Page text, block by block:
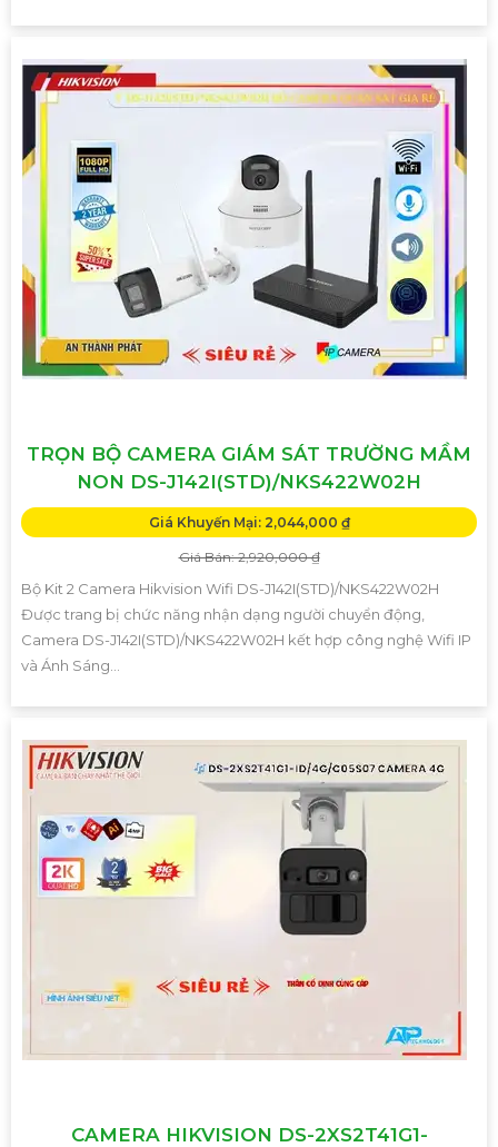
TRỌN BỘ CAMERA GIÁM SÁT TRƯỜNG MẦM
NON DS-J142I(STD)/NKS422W02H
Giá Khuyến Mại: 2,044,000 ₫
Giá Bán: 2,920,000 ₫
Bộ Kit 2 Camera Hikvision Wifi DS-J142I(STD)/NKS422W02H
Được trang bị chức năng nhận dạng người chuyển động,
Camera DS-J142I(STD)/NKS422W02H kết hợp công nghệ Wifi IP
và Ánh Sáng...
CAMERA HIKVISION DS-2XS2T41G1-